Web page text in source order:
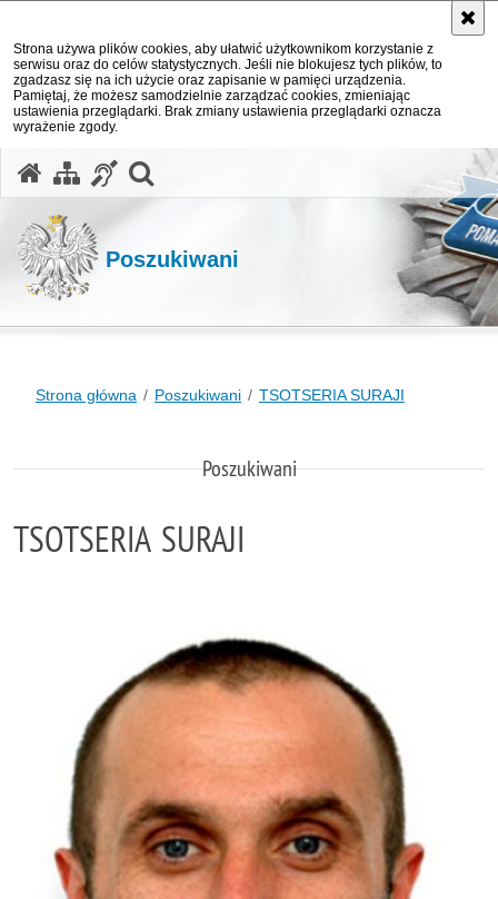
Strona używa plików cookies, aby ułatwić użytkownikom korzystanie z
serwisu oraz do celów statystycznych. Jeśli nie blokujesz tych plików, to
zgadzasz się na ich użycie oraz zapisanie w pamięci urządzenia.
Pamiętaj, że możesz samodzielnie zarządzać cookies, zmieniając
ustawienia przeglądarki. Brak zmiany ustawienia przeglądarki oznacza
wyrażenie zgody.
Poszukiwani
Strona główna Poszukiwani TSOTSERIA SURAJI
Poszukiwani
TSOTSERIA SURAJI